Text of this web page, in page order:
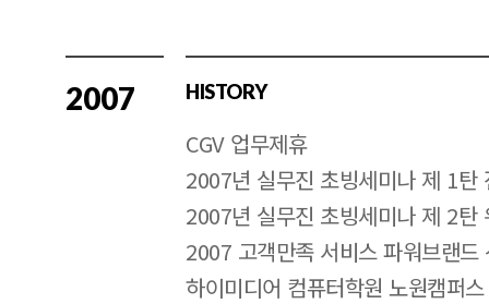
2007 HISTORY
CGV 업무제휴
2007년 실무진 초빙세미나 제 1탄
2007년 실무진 초빙세미나 제 2탄
2007 고객만족 서비스 파워브랜드
하이미디어 컴퓨터학원 노원캠퍼